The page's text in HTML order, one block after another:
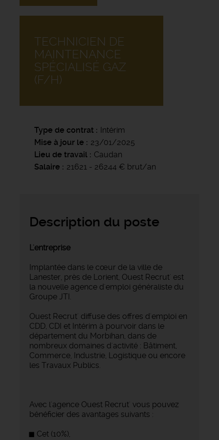
TECHNICIEN DE
MAINTENANCE
SPÉCIALISÉ GAZ
(F/H)
Type de contrat
Intérim
Mise à jour le
23/01/2025
Lieu de travail
Caudan
Salaire
21621 - 26244 € brut/an
Description du poste
L'entreprise
Implantée dans le cœur de la ville de
Lanester, près de Lorient, Ouest Recrut' est
la nouvelle agence d'emploi généraliste du
Groupe JTI.
Ouest Recrut' diffuse des offres d'emploi en
CDD, CDI et Intérim à pourvoir dans le
département du Morbihan, dans de
nombreux domaines d'activité : Bâtiment,
Commerce, Industrie, Logistique ou encore
les Travaux Publics.
Avec l'agence Ouest Recrut' vous pouvez
bénéficier des avantages suivants :
Cet (10%),